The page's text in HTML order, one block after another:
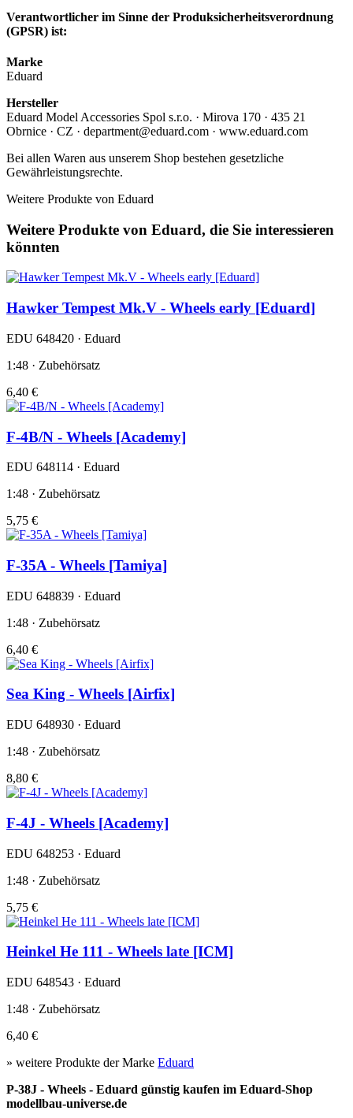
Verantwortlicher im Sinne der Produksicherheitsverordnung
(GPSR) ist:
Marke
Eduard
Hersteller
Eduard Model Accessories Spol s.r.o. · Mirova 170 · 435 21
Obrnice · CZ · department@eduard.com · www.eduard.com
Bei allen Waren aus unserem Shop bestehen gesetzliche
Gewährleistungsrechte.
Weitere Produkte von Eduard
Weitere Produkte von Eduard, die Sie interessieren
könnten
Hawker Tempest Mk.V - Wheels early [Eduard]
EDU 648420 · Eduard
1:48 · Zubehörsatz
6,40 €
F-4B/N - Wheels [Academy]
EDU 648114 · Eduard
1:48 · Zubehörsatz
5,75 €
F-35A - Wheels [Tamiya]
EDU 648839 · Eduard
1:48 · Zubehörsatz
6,40 €
Sea King - Wheels [Airfix]
EDU 648930 · Eduard
1:48 · Zubehörsatz
8,80 €
F-4J - Wheels [Academy]
EDU 648253 · Eduard
1:48 · Zubehörsatz
5,75 €
Heinkel He 111 - Wheels late [ICM]
EDU 648543 · Eduard
1:48 · Zubehörsatz
6,40 €
» weitere Produkte der Marke Eduard
P-38J - Wheels - Eduard günstig kaufen im Eduard-Shop
modellbau-universe.de